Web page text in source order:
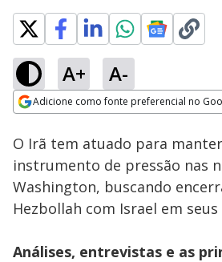
A+ A-
Adicione como fonte preferencial no
Ativar
Loaded
26.23%
O Irã tem atuado para
instrumento de pressão nas
Washington, buscando
Hezbollah com Israel em
Análises, entrevistas e as